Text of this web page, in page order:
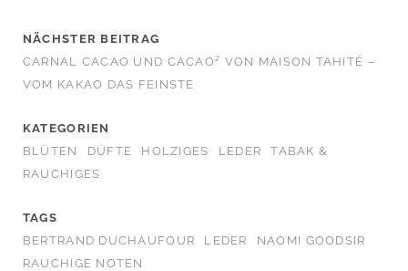
NÄCHSTER BEITRAG
CARNAL CACAO UND CACAO² VON MAISON TAHITÉ –
VOM KAKAO DAS FEINSTE
KATEGORIEN
BLÜTEN
DÜFTE HOLZIGES LEDER
TABAK &
RAUCHIGES
TAGS
BERTRAND DUCHAUFOUR
LEDER
NAOMI GOODSIR
RAUCHIGE NOTEN